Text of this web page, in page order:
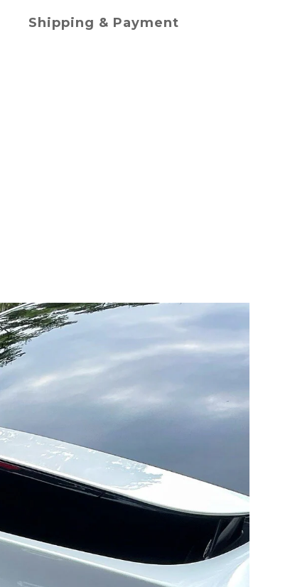
Shipping & Payment